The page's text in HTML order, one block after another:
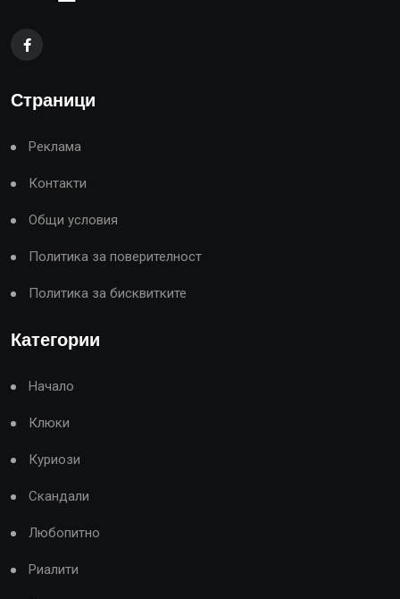
Страници
Реклама
Контакти
Общи условия
Политика за поверителност
Политика за бисквитките
Категории
Начало
Клюки
Куриози
Скандали
Любопитно
Риалити